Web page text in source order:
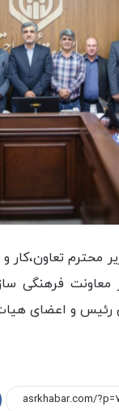
محترم تعاون،کار
فرهنگی
و اعضای